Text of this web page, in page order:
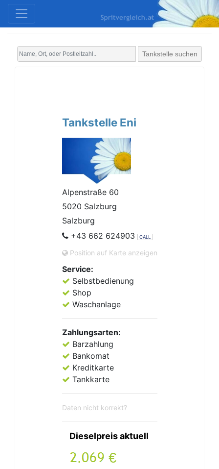
Tankstelle suchen
Tankstelle Eni
Alpenstraße 60
5020 Salzburg
Salzburg
+43 662 624903
CALL
Position auf Karte anzeigen
Service:
Selbstbedienung
Shop
Waschanlage
Zahlungsarten:
Barzahlung
Bankomat
Kreditkarte
Tankkarte
Daten nicht korrekt?
Dieselpreis aktuell
. €